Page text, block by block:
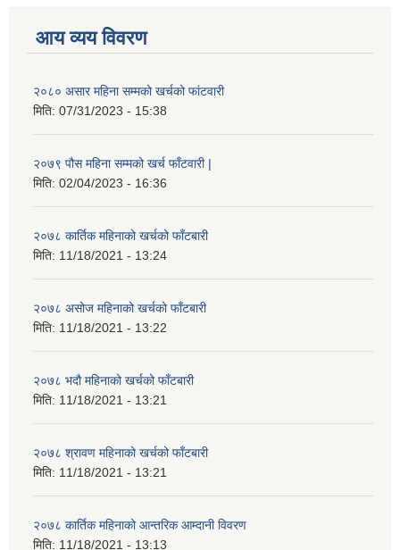
आय व्यय विवरण
२०८० असार महिना सम्मको खर्चको फांटवारी
मिति: 07/31/2023 - 15:38
२०७९ पौस महिना सम्मको खर्च फाँटवारी |
मिति: 02/04/2023 - 16:36
२०७८ कार्तिक महिनाको खर्चको फाँटबारी
मिति: 11/18/2021 - 13:24
२०७८ असोज महिनाको खर्चको फाँटबारी
मिति: 11/18/2021 - 13:22
२०७८ भदौ महिनाको खर्चको फाँटबारी
मिति: 11/18/2021 - 13:21
२०७८ श्रावण महिनाको खर्चको फाँटबारी
मिति: 11/18/2021 - 13:21
२०७८ कार्तिक महिनाको आन्तरिक आम्दानी विवरण
मिति: 11/18/2021 - 13:13